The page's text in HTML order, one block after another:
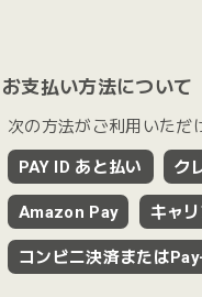
お支払い方法について
次の方法がご利用いただ
PAY ID あと払い ク
Amazon Pay キャ
コンビニ決済または